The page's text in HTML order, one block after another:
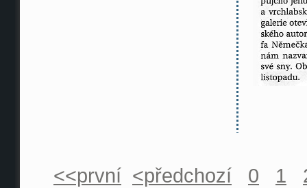
<<první <předchozí 0 1